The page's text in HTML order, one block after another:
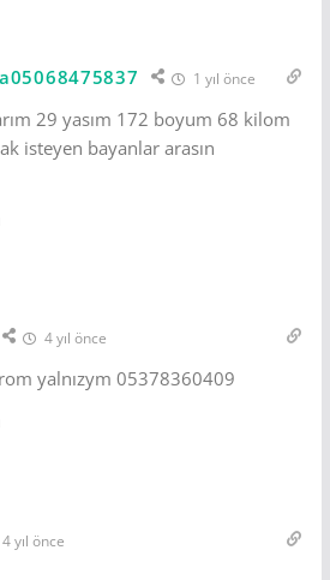
1 yıl önce
29 yasım 172 boyum 68 kilom
isteyen bayanlar arasın
4 yıl önce
yalnızym 05378360409
4 yıl önce